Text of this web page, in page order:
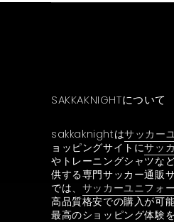
SAKKAKNIGHTについて
sakkaknightはサッカー
ョッピングサイトにサッ
やトレーニングシャツな
供する専門サッカー通販
では、 サッカーユニフォ
高品質格安での購入が可
最高のショッピング体験